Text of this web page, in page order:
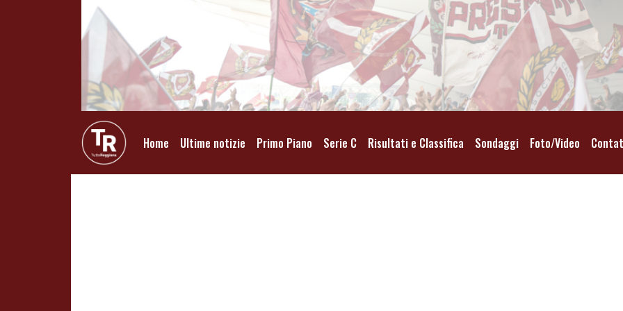
Home Ultime notizie Primo Piano Serie C Risultati e Classifica Sondaggi Foto/Video